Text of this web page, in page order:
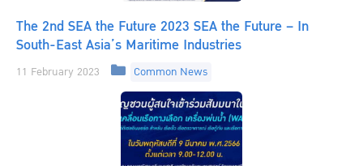
The 2nd SEA the Future 2023 SEA the Future – In
South-East Asia’s Maritime Industries
11 February 2023 Categories
Common News